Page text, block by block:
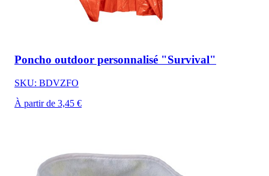
Poncho outdoor personnalisé "Survival"
SKU: BDVZFO
À partir de 3,45 €